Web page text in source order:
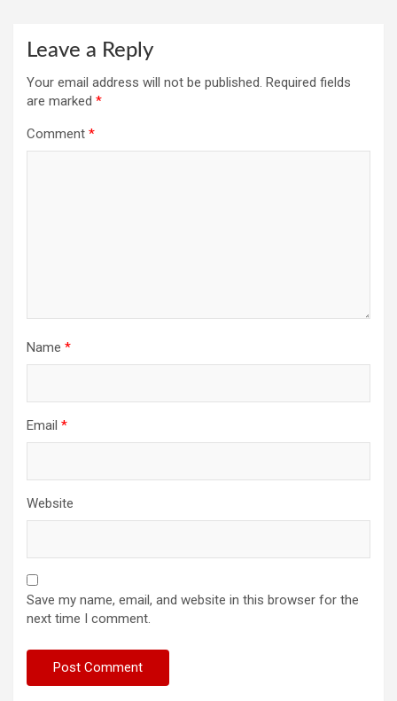
Leave a Reply
Your email address will not be published. Required fields
are marked *
Comment *
Name *
Email *
Website
Save my name, email, and website in this browser for the
next time I comment.